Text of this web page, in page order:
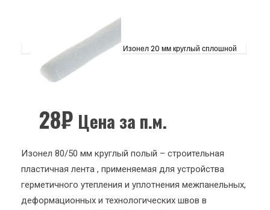
Изонел 20 мм круглый сплошной
28₽ Цена за п.м.
Изонел 80/50 мм круглый полый – строительная
пластичная лента , применяемая для устройства
герметичного утепления и уплотнения межпанельных,
деформационных и технологических швов в